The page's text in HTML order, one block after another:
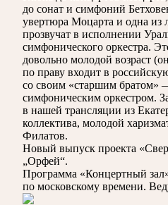
до сонат и симфоний
увертюра Моцарта и одна из
прозвучат в исполнении
симфонического оркестра.
довольно молодой возраст
по праву входит в
со своим «старшим братом»
симфоническим оркестром.
в нашей трансляции из
коллектива, молодой
Филатов.
Новый выпуск проекта
„Орфей“.
Программа «Концертный
по московскому времени.